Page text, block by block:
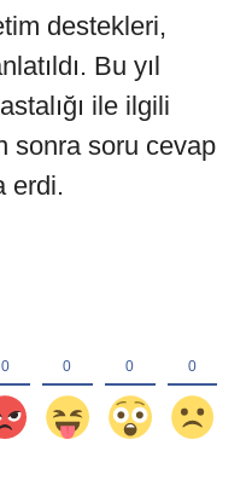
destekleri,
Bu yıl
ile ilgili
sonra soru cevap
erdi.